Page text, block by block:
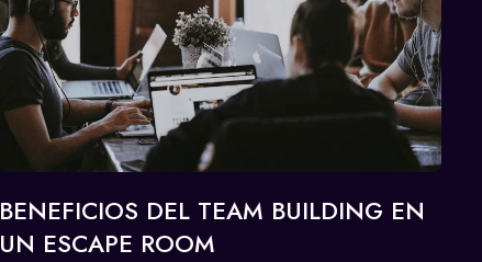
BENEFICIOS DEL TEAM BUILDING EN
UN ESCAPE ROOM